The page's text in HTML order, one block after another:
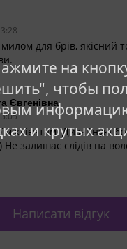
на
чтобы
и крутых
для брів, якісний
Євгенівна
клієнтам. Дизайную
залишає слідів на
Написати відгук